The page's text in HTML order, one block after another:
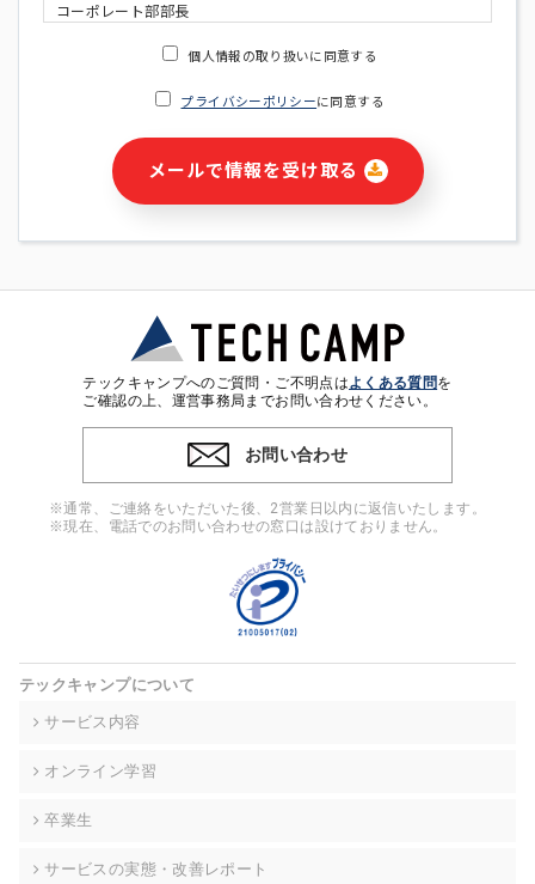
コーポレート部部長
・ご請求された資料の送付のため
・本サービス及び本サービスに関連する情報(当社及び第三者の
サービス又は商品等の広告配信・宣伝を含みますが、それらに
・個人(法人の場合は担当者)を識別できない形式に加工した統
計情報の作成および利用
※上記の利用目的に基づいた本人への連絡及び配信について
4. 個人情報の第三者提供
ンをとるために、氏名等の一部の情報をサービス内で使用する
チャットツールで発信することにより、本サービスの他の利用
者等に提供することがあります。
当社は事業運営上、前項利用目的の範囲に限って個人情報を外
高い委託先を選定し、個人情報の適正管理・機密保持について
個人情報の開示等(利用目的の通知、開示、内容の訂正・追加・
て、下記の当社問合わせ窓口に申し出ることができます。その
的な期間内に対応いたします。ただし、申請が本人確認が不可
個人情報の取り扱いに同意する
プライバシーポリシーに同意する
メールで情報を受け取る
テックキャンプへのご質問・ご不明点はよくある質問を
ご確認の上、運営事務局までお問い合わせください。
お問い合わせ
※通常、ご連絡をいただいた後、2営業日以内に返信いたします。
※現在、電話でのお問い合わせの窓口は設けておりません。
テックキャンプについて
サービス内容
オンライン学習
卒業生
サービスの実態・改善レポート